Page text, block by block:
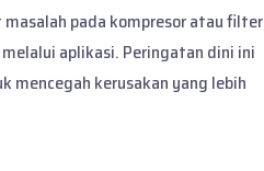
pada kompresor atau filter
aplikasi. Peringatan dini ini
mencegah kerusakan yang lebih